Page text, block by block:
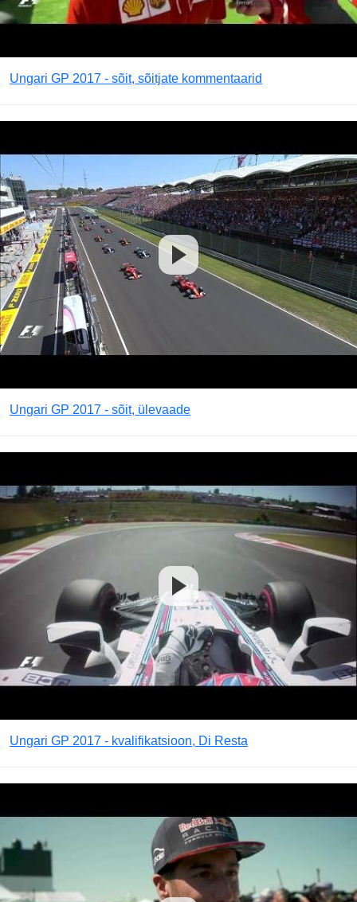
Ungari GP 2017 - sõit, sõitjate kommentaarid
Ungari GP 2017 - sõit, ülevaade
Ungari GP 2017 - kvalifikatsioon, Di Resta